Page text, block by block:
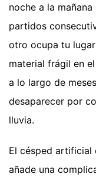
noche a la
partidos
otro ocupa tu
material frágil en
a lo largo de
desaparecer por
lluvia.
El césped artificial
añade una